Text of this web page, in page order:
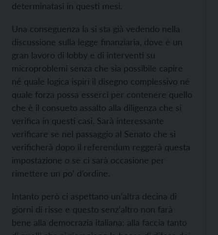
determinatasi in questi mesi.
Una conseguenza la si sta già vedendo nella
discussione sulla legge finanziaria, dove è un
gran lavoro di lobby e di interventi su
microproblemi senza che sia possibile capire
né quale logica ispiri il disegno complessivo né
quale forza possa esserci per contenere quello
che è il consueto assalto alla diligenza che si
verifica in questi casi. Sarà interessante
verificare se nel passaggio al Senato che si
verificherà dopo il referendum reggerà questa
impostazione o se ci sarà occasione per
rimettere un po’ d’ordine.
Intanto però ci aspettano un’altra decina di
giorni di risse e questo senz’altro non farà
bene alla democrazia italiana: alla faccia tanto